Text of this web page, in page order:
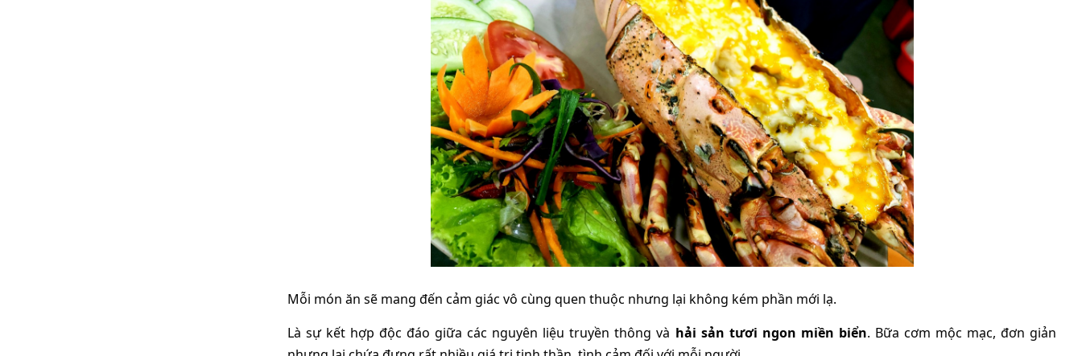
Mỗi món ăn sẽ mang đến cảm giác vô cùng quen thuộc nhưng lại không kém phần mới lạ.
Là sự kết hợp độc đáo giữa các nguyên liệu truyền thông và hải sản tươi ngon miền biển. Bữa cơm mộc mạc, đơn giản